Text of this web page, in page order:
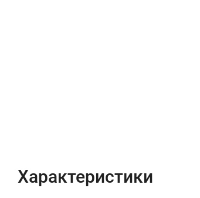
Характеристики